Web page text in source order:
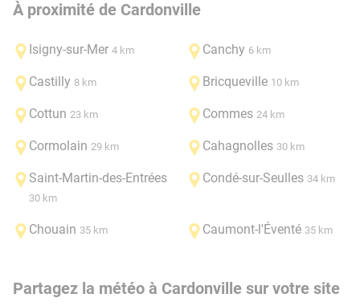
À proximité de Cardonville
Isigny-sur-Mer 4 km Canchy 6 km
Castilly 8 km Bricqueville 10 km
Cottun 23 km Commes 24 km
Cormolain 29 km Cahagnolles 30 km
Saint-Martin-des-Entrées
30 km
Condé-sur-Seulles 34 km
Chouain 35 km Caumont-l'Éventé 35 km
Partagez la météo à Cardonville sur votre site